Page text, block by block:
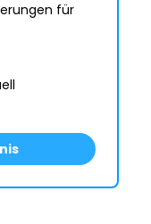
für